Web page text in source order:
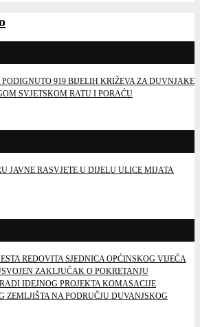
919 BIJELIH KRIŽEVA ZA DUVNJAKE
SVJETSKOM RATU I PORAĆU
JAVNE RASVJETE U DIJELU ULICE MIJATA
REDOVITA SJEDNICA OPĆINSKOG VIJEĆA
ZAKLJUČAK O POKRETANJU
IDEJNOG PROJEKTA KOMASACIJE
ZEMLJIŠTA NA PODRUČJU DUVANJSKOG